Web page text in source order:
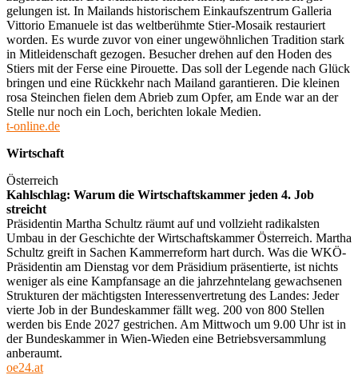
gelungen ist. In Mailands historischem Einkaufszentrum Galleria
Vittorio Emanuele ist das weltberühmte Stier-Mosaik restauriert
worden. Es wurde zuvor von einer ungewöhnlichen Tradition stark
in Mitleidenschaft gezogen. Besucher drehen auf den Hoden des
Stiers mit der Ferse eine Pirouette. Das soll der Legende nach Glück
bringen und eine Rückkehr nach Mailand garantieren. Die kleinen
rosa Steinchen fielen dem Abrieb zum Opfer, am Ende war an der
Stelle nur noch ein Loch, berichten lokale Medien.
t-online.de
Wirtschaft
Österreich
Kahlschlag: Warum die Wirtschaftskammer jeden 4. Job
streicht
Präsidentin Martha Schultz räumt auf und vollzieht radikalsten
Umbau in der Geschichte der Wirtschaftskammer Österreich. Martha
Schultz greift in Sachen Kammerreform hart durch. Was die WKÖ-
Präsidentin am Dienstag vor dem Präsidium präsentierte, ist nichts
weniger als eine Kampfansage an die jahrzehntelang gewachsenen
Strukturen der mächtigsten Interessenvertretung des Landes: Jeder
vierte Job in der Bundeskammer fällt weg. 200 von 800 Stellen
werden bis Ende 2027 gestrichen. Am Mittwoch um 9.00 Uhr ist in
der Bundeskammer in Wien-Wieden eine Betriebsversammlung
anberaumt.
oe24.at